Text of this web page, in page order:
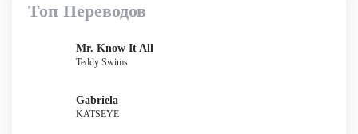
Топ Переводов
Mr. Know It All
Teddy Swims
Gabriela
KATSEYE